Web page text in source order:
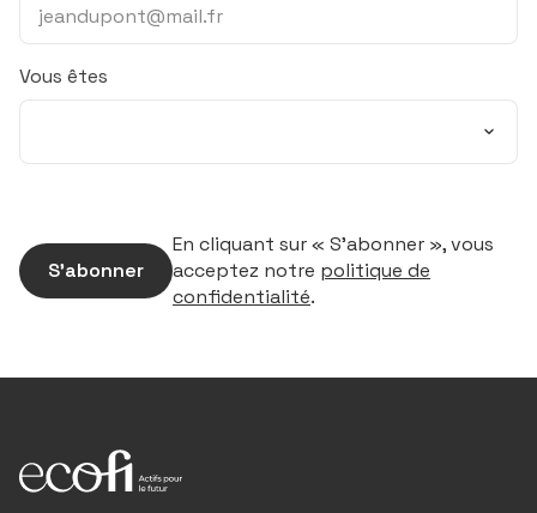
Vous êtes
S’abonner
En cliquant sur « S’abonner », vous
acceptez notre politique de
confidentialité.